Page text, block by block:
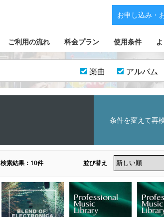
ご利用の流れ 料金プラン 使用条件
お申し込み・
楽曲 アルバム
条件を変えて再
検索結果：10件 並び替え